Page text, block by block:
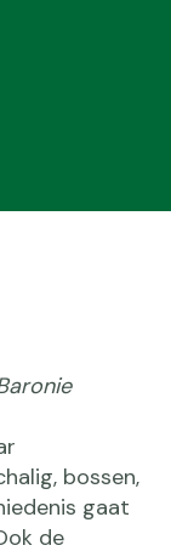
bossen,
gaat
de